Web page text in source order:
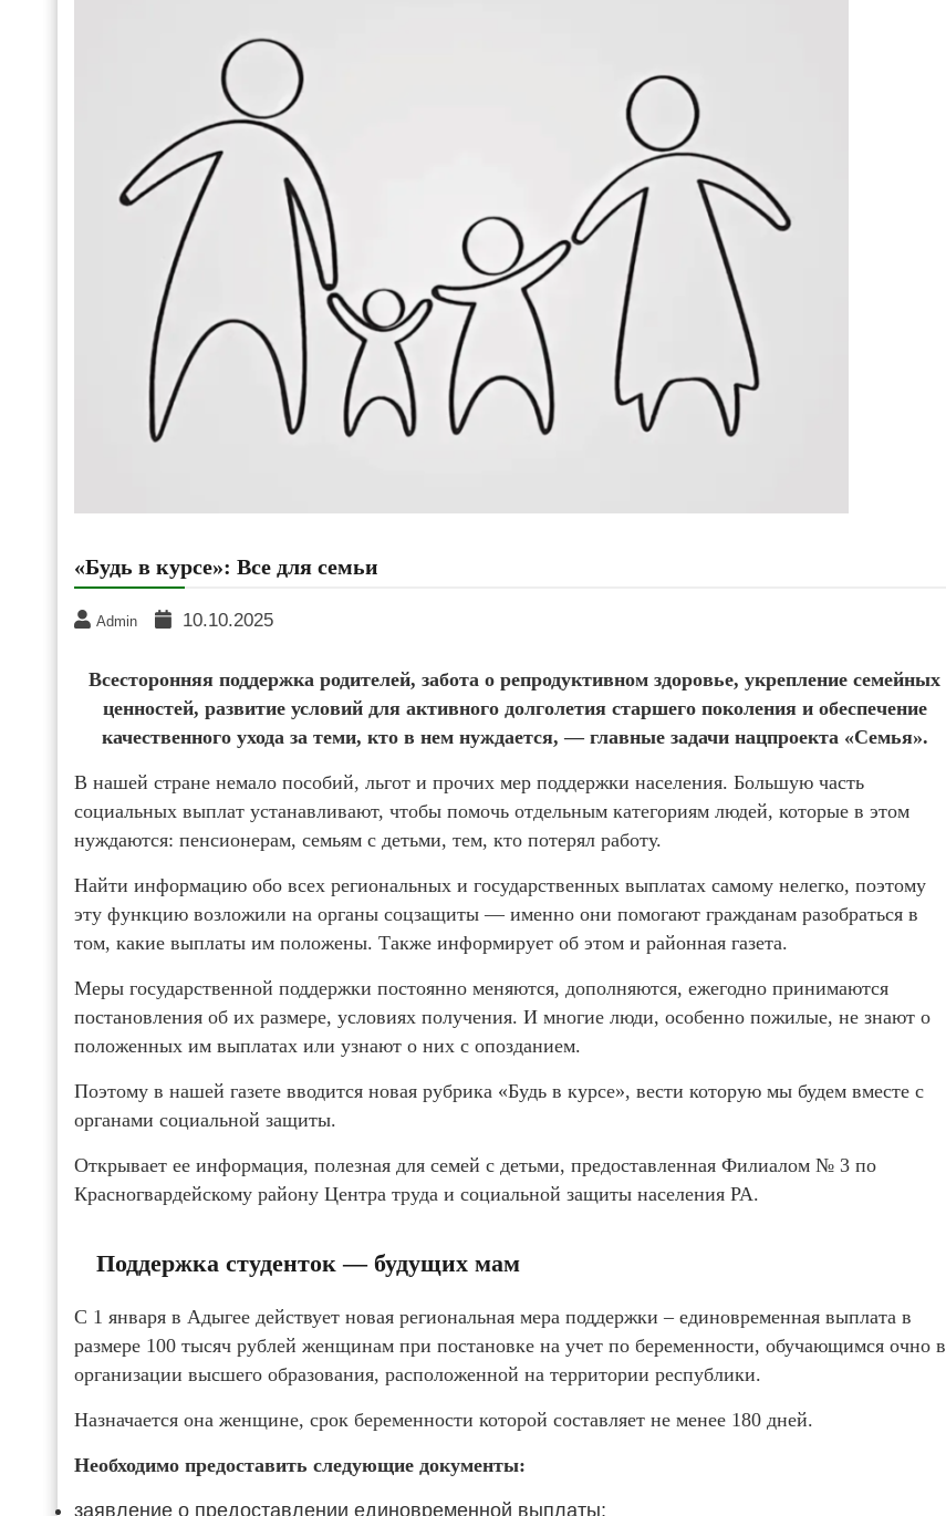
«Будь в курсе»: Все для семьи
Admin 10.10.2025
Всесторонняя поддержка родителей, забота о репродуктивном здоровье, укрепление семейных
ценностей, развитие условий для активного долголетия старшего поколения и обеспечение
качественного ухода за теми, кто в нем нуждается, — главные задачи нацпроекта «Семья».
В нашей стране немало пособий, льгот и прочих мер поддержки населения. Большую часть
социальных выплат устанавливают, чтобы помочь отдельным категориям людей, которые в этом
нуждаются: пенсионерам, семьям с детьми, тем, кто потерял работу.
Найти информацию обо всех региональных и государственных выплатах самому нелегко, поэтому
эту функцию возложили на органы соц­защиты — именно они помогают гражданам разобраться в
том, какие выплаты им положены. Также информирует об этом и районная газета.
Меры государственной поддержки постоянно меняются, дополняются, ежегодно принимаются
постановления об их размере, условиях получения. И многие люди, особенно пожилые, не знают о
положенных им выплатах или узнают о них с опозданием.
Поэтому в нашей газете вводится новая рубрика «Будь в курсе», вести которую мы будем вместе с
органами социальной защиты.
Открывает ее информация, полезная для семей с детьми, предоставленная Филиалом № 3 по
Красногвардейскому району Центра труда и социальной защиты населения РА.
Поддержка студенток — будущих мам
С 1 января в Адыгее действует новая региональная мера поддержки – едино­временная выплата в
размере 100 тысяч рублей женщинам при постановке на учет по беременности, обучающимся очно в
организации высшего образования, расположенной на территории республики.
Назначается она женщине, срок беременности которой составляет не менее 180 дней.
Необходимо предоставить следующие документы:
заявление о предоставлении едино­временной выплаты;